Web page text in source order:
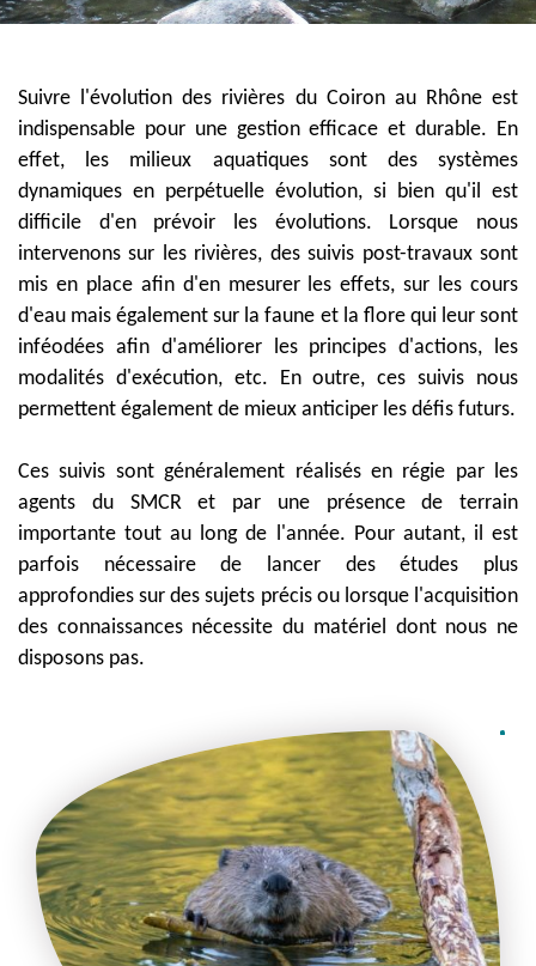
Suivre l'évolution des rivières du Coiron au Rhône est
indispensable pour une gestion efficace et durable. En
effet, les milieux aquatiques sont des systèmes
dynamiques en perpétuelle évolution, si bien qu'il est
difficile d'en prévoir les évolutions. Lorsque nous
intervenons sur les rivières, des suivis post-travaux sont
mis en place afin d'en mesurer les effets, sur les cours
d'eau mais également sur la faune et la flore qui leur sont
inféodées afin d'améliorer les principes d'actions, les
modalités d'exécution, etc. En outre, ces suivis nous
permettent également de mieux anticiper les défis futurs.
Ces suivis sont généralement réalisés en régie par les
agents du SMCR et par une présence de terrain
importante tout au long de l'année. Pour autant, il est
parfois nécessaire de lancer des études plus
approfondies sur des sujets précis ou lorsque l'acquisition
des connaissances nécessite du matériel dont nous ne
disposons pas.